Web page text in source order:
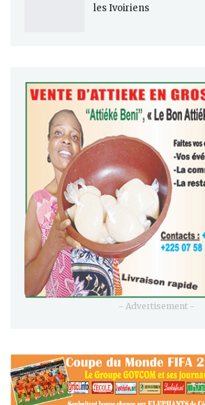
les Ivoiriens
- Advertisement -